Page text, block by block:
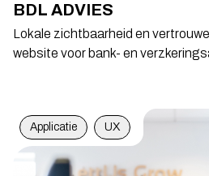
BDL ADVIES
Lokale zichtbaarheid en
website voor bank- en
Applicatie UX